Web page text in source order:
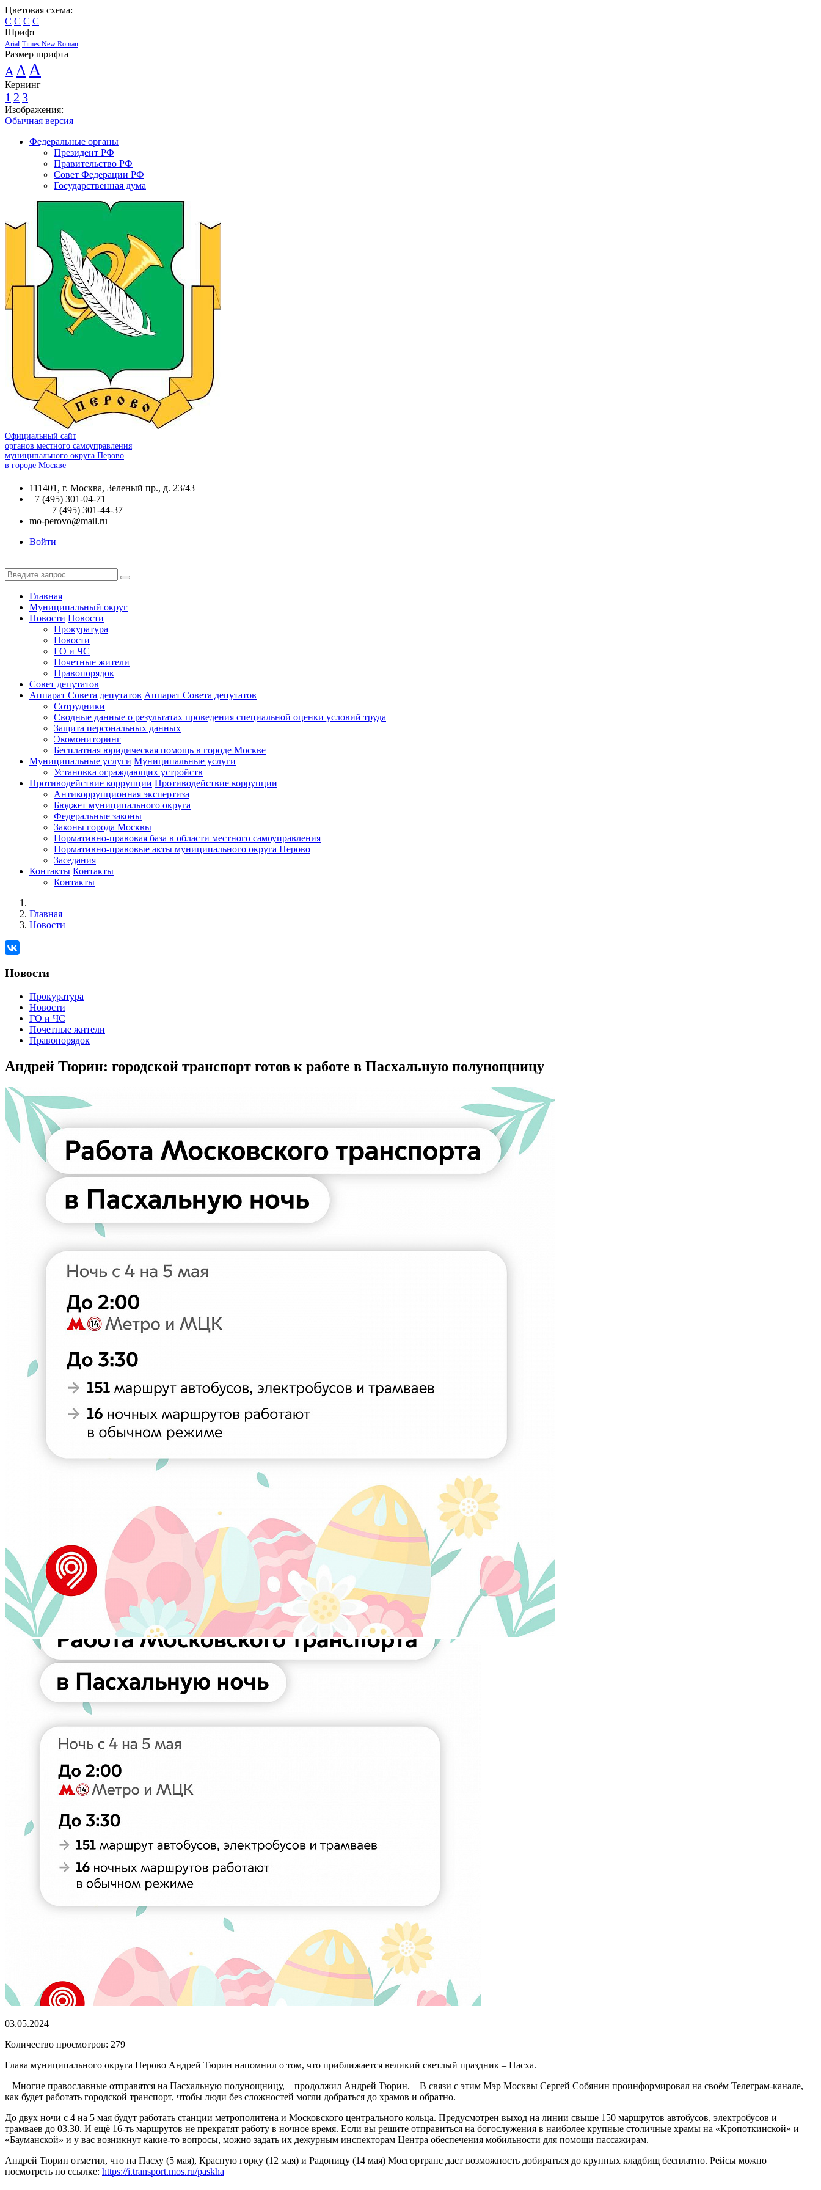
Цветовая схема:
C C C C
Шрифт
Arial Times New Roman
Размер шрифта
A A A
Кернинг
1 2 3
Изображения:
Обычная версия
Федеральные органы
Президент РФ
Правительство РФ
Совет Федерации РФ
Государственная дума
Официальный сайт
органов местного самоуправления
муниципального округа Перово
в городе Москве
111401, г. Москва, Зеленый пр., д. 23/43
+7 (495) 301-04-71
+7 (495) 301-44-37
mo-perovo@mail.ru
Войти
Главная
Муниципальный округ
Новости Новости
Прокуратура
Новости
ГО и ЧС
Почетные жители
Правопорядок
Совет депутатов
Аппарат Совета депутатов Аппарат Совета депутатов
Сотрудники
Сводные данные о результатах проведения специальной оценки условий труда
Защита персональных данных
Экомониторинг
Бесплатная юридическая помощь в городе Москве
Муниципальные услуги Муниципальные услуги
Установка ограждающих устройств
Противодействие коррупции Противодействие коррупции
Антикоррупционная экспертиза
Бюджет муниципального округа
Федеральные законы
Законы города Москвы
Нормативно-правовая база в области местного самоуправления
Нормативно-правовые акты муниципального округа Перово
Заседания
Контакты Контакты
Контакты
Главная
Новости
Новости
Прокуратура
Новости
ГО и ЧС
Почетные жители
Правопорядок
Андрей Тюрин: городской транспорт готов к работе в Пасхальную полунощницу
03.05.2024
Количество просмотров: 279
Глава муниципального округа Перово Андрей Тюрин напомнил о том, что приближается великий светлый праздник – Пасха.
– Многие православные отправятся на Пасхальную полунощницу, – продолжил Андрей Тюрин. – В связи с этим Мэр Москвы Сергей Собянин проинформировал на своём Телеграм-канале,
как будет работать городской транспорт, чтобы люди без сложностей могли добраться до храмов и обратно.
До двух ночи с 4 на 5 мая будут работать станции метрополитена и Московского центрального кольца. Предусмотрен выход на линии свыше 150 маршрутов автобусов, электробусов и
трамваев до 03.30. И ещё 16-ть маршрутов не прекратят работу в ночное время. Если вы решите отправиться на богослужения в наиболее крупные столичные храмы на «Кропоткинской» и
«Бауманской» и у вас возникнут какие-то вопросы, можно задать их дежурным инспекторам Центра обеспечения мобильности для помощи пассажирам.
Андрей Тюрин отметил, что на Пасху (5 мая), Красную горку (12 мая) и Радоницу (14 мая) Мосгортранс даст возможность добираться до крупных кладбищ бесплатно. Рейсы можно
посмотреть по ссылке: https://i.transport.mos.ru/paskha